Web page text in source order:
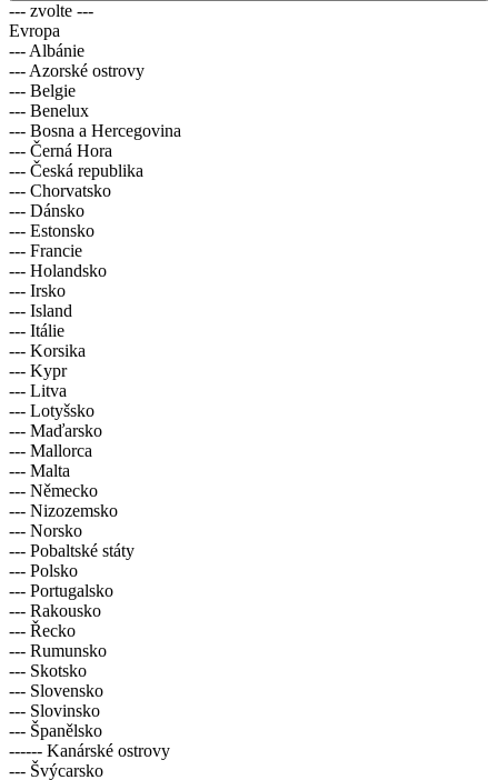
--- zvolte ---
Evropa
--- Albánie
--- Azorské ostrovy
--- Belgie
--- Benelux
--- Bosna a Hercegovina
--- Černá Hora
--- Česká republika
--- Chorvatsko
--- Dánsko
--- Estonsko
--- Francie
--- Holandsko
--- Irsko
--- Island
--- Itálie
--- Korsika
--- Kypr
--- Litva
--- Lotyšsko
--- Maďarsko
--- Mallorca
--- Malta
--- Německo
--- Nizozemsko
--- Norsko
--- Pobaltské státy
--- Polsko
--- Portugalsko
--- Rakousko
--- Řecko
--- Rumunsko
--- Skotsko
--- Slovensko
--- Slovinsko
--- Španělsko
------ Kanárské ostrovy
--- Švýcarsko